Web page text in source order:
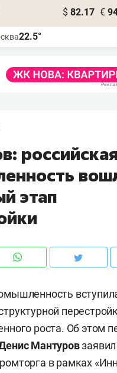
$ 82.17 €
22.5°
этап
роста. Об этом
Мантуровзаявил
в рамках